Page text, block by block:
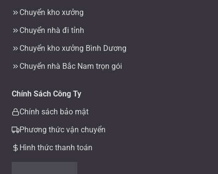
Chuyển kho xưởng
Chuyển nhà đi tỉnh
Chuyển kho xưởng Bình Dương
Chuyển nhà Bắc Nam trọn gói
Chính Sách Công Ty
Chính sách bảo mật
Phương thức vận chuyển
Hình thức thanh toán